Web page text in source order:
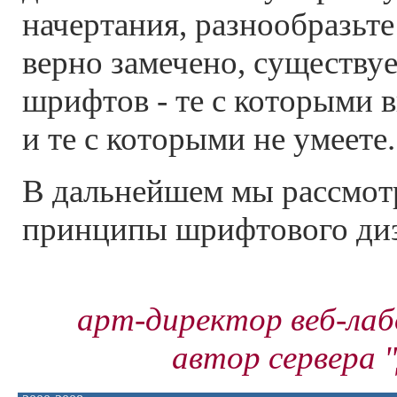
начертания,
верно замечено,
шрифтов - те с которыми
и те с которыми не умеете.
В дальнейшем мы
принципы шрифтового
арт-директор веб-
автор сервера